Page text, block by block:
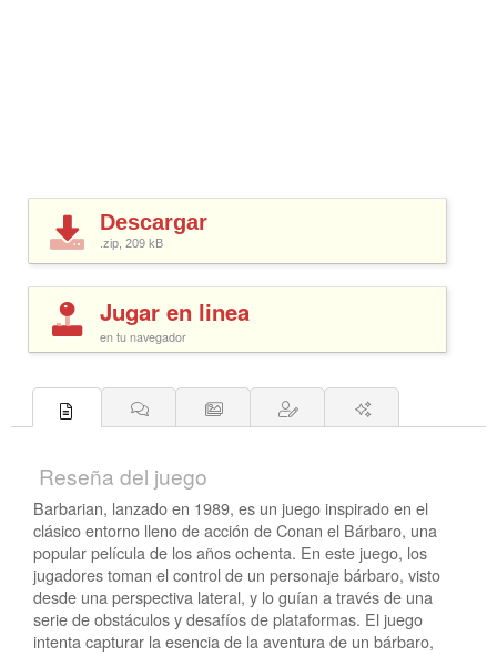
Descargar
.zip, 209 kB
Jugar en linea
en tu navegador
Reseña del juego
Barbarian, lanzado en 1989, es un juego inspirado en el
clásico entorno lleno de acción de Conan el Bárbaro, una
popular película de los años ochenta. En este juego, los
jugadores toman el control de un personaje bárbaro, visto
desde una perspectiva lateral, y lo guían a través de una
serie de obstáculos y desafíos de plataformas. El juego
intenta capturar la esencia de la aventura de un bárbaro,